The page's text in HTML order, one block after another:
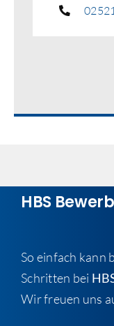
HBS
So einfach kann
Schritten bei
Wir freuen uns